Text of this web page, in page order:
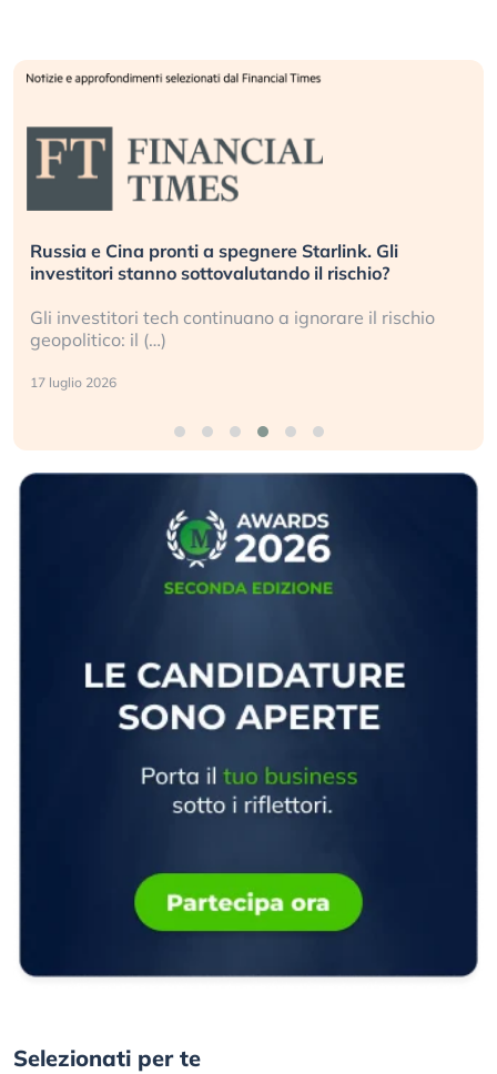
Russia e Cina pronti a spegnere Starlink. Gli
investitori stanno sottovalutando il rischio?
Gli investitori tech continuano a ignorare il rischio
geopolitico: il (…)
17 luglio 2026
Selezionati per te